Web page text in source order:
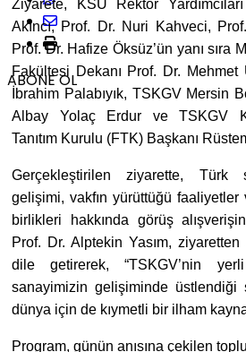
ABONE OL
Ziyarete, KSÜ Rektör
Akıncı, Prof. Dr. Nuri Kahveci,
Prof. Dr. Hafize Öksüz’ün yanı sıra
Fakültesi Dekanı Prof. Dr.
İbrahim Palabıyık, TSKGV Mersin
Albay Yolaç Erdur ve TSKGV
Tanıtım Kurulu (FTK) Başkanı
Gerçekleştirilen ziyarette, Türk
gelişimi, vakfın yürüttüğü
birlikleri hakkında görüş
Prof. Dr. Alptekin Yasım,
dile getirerek, “TSKGV’nin
sanayimizin gelişiminde üstlendiği
dünya için de kıymetli bir ilham
Program, günün anısına çekilen